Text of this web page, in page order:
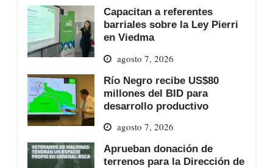
Capacitan a referentes
barriales sobre la Ley Pierri
en Viedma
agosto 7, 2026
Río Negro recibe US$80
millones del BID para
desarrollo productivo
agosto 7, 2026
Aprueban donación de
terrenos para la Dirección de